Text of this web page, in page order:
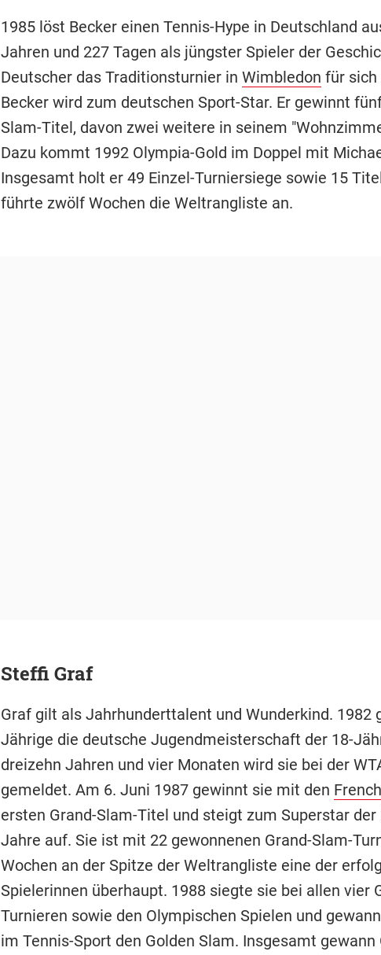
1985 löst Becker einen Tennis-Hype in Deutschland
Jahren und 227 Tagen als jüngster Spieler der
Deutscher das Traditionsturnier in Wimbledon für sich
Becker wird zum deutschen Sport-Star. Er gewinnt
Slam-Titel, davon zwei weitere in seinem
Dazu kommt 1992 Olympia-Gold im Doppel mit
Insgesamt holt er 49 Einzel-Turniersiege sowie 15
führte zwölf Wochen die Weltrangliste an.
Steffi Graf
Graf gilt als Jahrhunderttalent und Wunderkind. 1982
Jährige die deutsche Jugendmeisterschaft der 18-
dreizehn Jahren und vier Monaten wird sie bei der
gemeldet. Am 6. Juni 1987 gewinnt sie mit den
ersten Grand-Slam-Titel und steigt zum Superstar
Jahre auf. Sie ist mit 22 gewonnenen Grand-Slam-
Wochen an der Spitze der Weltrangliste eine der
Spielerinnen überhaupt. 1988 siegte sie bei allen vier
Turnieren sowie den Olympischen Spielen und
im Tennis-Sport den Golden Slam. Insgesamt gewann